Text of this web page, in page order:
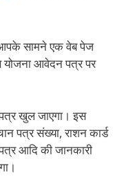
सामने एक वेब पेज
आवेदन पत्र पर
खुल जाएगा। इस
पत्र संख्या, राशन कार्ड
आदि की जानकारी